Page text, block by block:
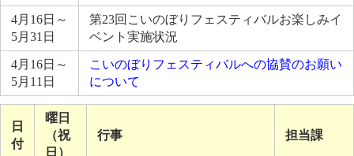
4月16日～
5月31日
第23回こいのぼりフェスティバルお楽しみイ
ベント実施状況
4月16日～
5月11日
こいのぼりフェスティバルへの協賛のお願い
について
日
付
曜日
（祝
日）
行事 担当課